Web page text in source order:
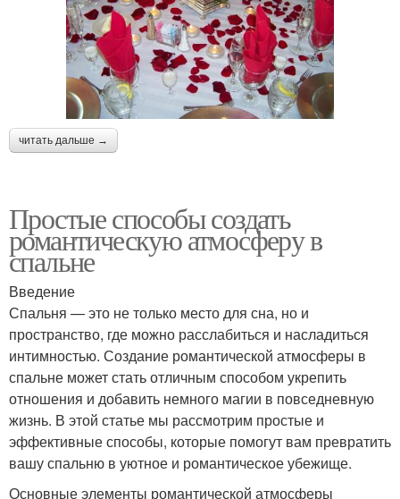
читать дальше →
Простые способы создать
романтическую атмосферу в
спальне
Введение
Спальня — это не только место для сна, но и
пространство, где можно расслабиться и насладиться
интимностью. Создание романтической атмосферы в
спальне может стать отличным способом укрепить
отношения и добавить немного магии в повседневную
жизнь. В этой статье мы рассмотрим простые и
эффективные способы, которые помогут вам превратить
вашу спальню в уютное и романтическое убежище.
Основные элементы романтической атмосферы